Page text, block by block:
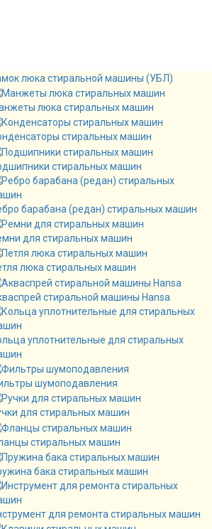
люка стиральной машины (УБЛ)
люка стиральных машин
стиральных машин
стиральных машин
барабана (редан) стиральных машин
для стиральных машин
люка стиральных машин
стиральной машины Hansa
уплотнительные для стиральных
шумоподавления
для стиральных машин
стиральных машин
бака стиральных машин
для ремонта стиральных машин